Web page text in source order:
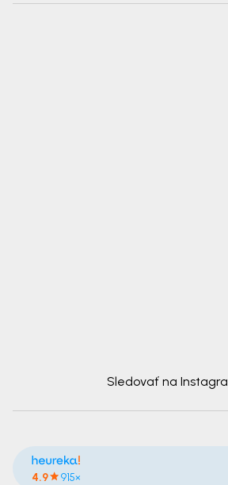
Sledovať na
4.9 915×